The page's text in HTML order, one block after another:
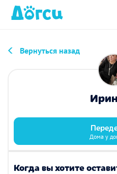
Вернуться назад
Дома у
Когда вы хотите